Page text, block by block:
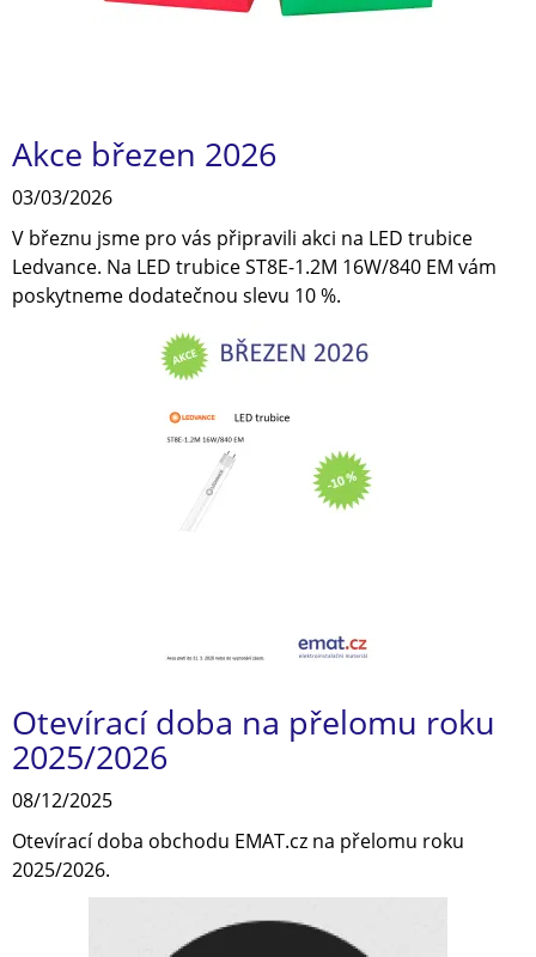
Akce březen 2026
03/03/2026
V březnu jsme pro vás připravili akci na LED trubice
Ledvance. Na LED trubice ST8E-1.2M 16W/840 EM vám
poskytneme dodatečnou slevu 10 %.
Otevírací doba na přelomu roku
2025/2026
08/12/2025
Otevírací doba obchodu EMAT.cz na přelomu roku
2025/2026.